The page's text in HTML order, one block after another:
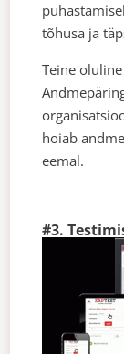
tõhusa ja
Teine
hoiab
eemal.
#3.